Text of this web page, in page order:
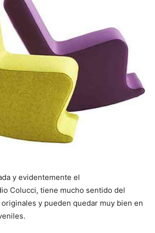
y evidentemente el
Colucci, tiene mucho sentido del
y pueden quedar muy bien en